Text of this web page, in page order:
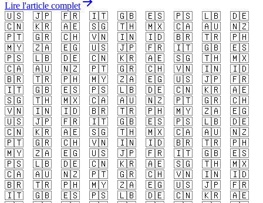
Lire l'article complet
🇺🇸
🇯🇵 🇫🇷 🇮🇹 🇬🇧 🇪🇸 🇵🇸 🇱🇧
🇩🇪
🇨🇳
🇰🇷 🇦🇪 🇸🇬 🇹🇭 🇲🇽 🇨🇦 🇦🇺
🇳🇿
🇵🇹
🇬🇷 🇨🇭 🇻🇳 🇮🇳 🇮🇩 🇧🇷 🇹🇷
🇵🇭
🇲🇾
🇿🇦 🇪🇬 🇺🇸 🇯🇵 🇫🇷 🇮🇹 🇬🇧
🇪🇸
🇵🇸
🇱🇧 🇩🇪 🇨🇳 🇰🇷 🇦🇪 🇸🇬 🇹🇭
🇲🇽
🇨🇦
🇦🇺 🇳🇿 🇵🇹 🇬🇷 🇨🇭 🇻🇳 🇮🇳
🇮🇩
🇧🇷
🇹🇷 🇵🇭 🇲🇾 🇿🇦 🇪🇬 🇺🇸 🇯🇵
🇫🇷
🇮🇹
🇬🇧 🇪🇸 🇵🇸 🇱🇧 🇩🇪 🇨🇳 🇰🇷
🇦🇪
🇸🇬
🇹🇭 🇲🇽 🇨🇦 🇦🇺 🇳🇿 🇵🇹 🇬🇷
🇨🇭
🇻🇳
🇮🇳 🇮🇩 🇧🇷 🇹🇷 🇵🇭 🇲🇾 🇿🇦
🇪🇬
🇺🇸
🇯🇵 🇫🇷 🇮🇹 🇬🇧 🇪🇸 🇵🇸 🇱🇧
🇩🇪
🇨🇳
🇰🇷 🇦🇪 🇸🇬 🇹🇭 🇲🇽 🇨🇦 🇦🇺
🇳🇿
🇵🇹
🇬🇷 🇨🇭 🇻🇳 🇮🇳 🇮🇩 🇧🇷 🇹🇷
🇵🇭
🇲🇾
🇿🇦 🇪🇬 🇺🇸 🇯🇵 🇫🇷 🇮🇹 🇬🇧
🇪🇸
🇵🇸
🇱🇧 🇩🇪 🇨🇳 🇰🇷 🇦🇪 🇸🇬 🇹🇭
🇲🇽
🇨🇦
🇦🇺 🇳🇿 🇵🇹 🇬🇷 🇨🇭 🇻🇳 🇮🇳
🇮🇩
🇧🇷
🇹🇷 🇵🇭 🇲🇾 🇿🇦 🇪🇬 🇺🇸 🇯🇵
🇫🇷
🇮🇹
🇬🇧 🇪🇸 🇵🇸 🇱🇧 🇩🇪 🇨🇳 🇰🇷
🇦🇪